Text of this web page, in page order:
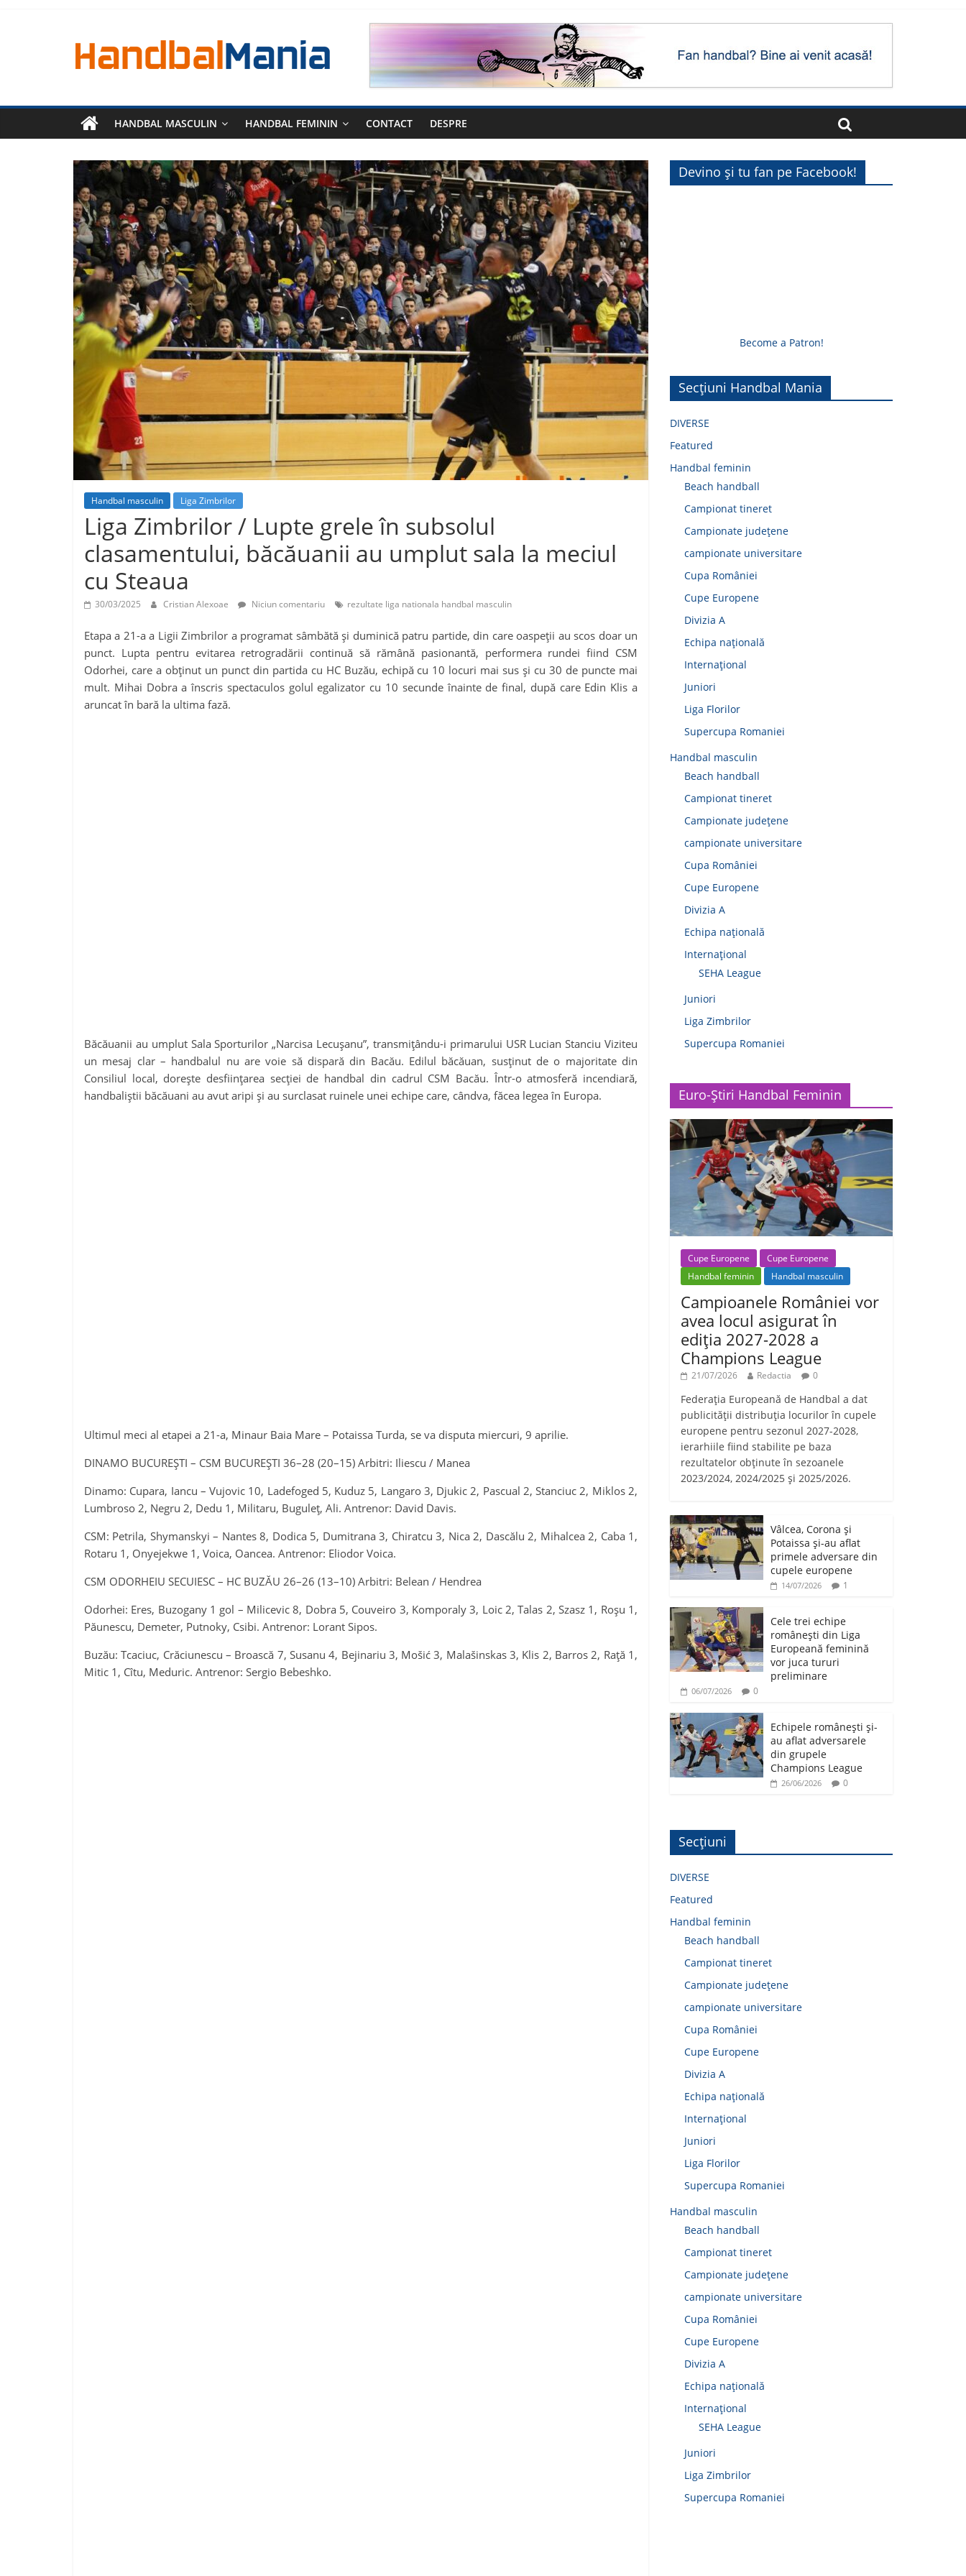
HANDBAL MASCULIN HANDBAL FEMININ CONTACT DESPRE
Handbal masculin Liga Zimbrilor
Liga Zimbrilor / Lupte grele în subsolul
clasamentului, băcăuanii au umplut sala la meciul
cu Steaua
30/03/2025 Cristian Alexoae Niciun comentariu rezultate liga nationala handbal masculin
Etapa a 21-a a Ligii Zimbrilor a programat sâmbătă și duminică patru partide, din care oaspeții au scos doar un
punct. Lupta pentru evitarea retrogradării continuă să rămână pasionantă, performera rundei fiind CSM
Odorhei, care a obținut un punct din partida cu HC Buzău, echipă cu 10 locuri mai sus și cu 30 de puncte mai
mult. Mihai Dobra a înscris spectaculos golul egalizator cu 10 secunde înainte de final, după care Edin Klis a
aruncat în bară la ultima fază.
Băcăuanii au umplut Sala Sporturilor „Narcisa Lecușanu”, transmițându-i primarului USR Lucian Stanciu Viziteu
un mesaj clar – handbalul nu are voie să dispară din Bacău. Edilul băcăuan, susținut de o majoritate din
Consiliul local, dorește desființarea secției de handbal din cadrul CSM Bacău. Într-o atmosferă incendiară,
handbaliștii băcăuani au avut aripi și au surclasat ruinele unei echipe care, cândva, făcea legea în Europa.
Ultimul meci al etapei a 21-a, Minaur Baia Mare – Potaissa Turda, se va disputa miercuri, 9 aprilie.
DINAMO BUCUREȘTI – CSM BUCUREȘTI 36–28 (20–15) Arbitri: Iliescu / Manea
Dinamo: Cupara, Iancu – Vujovic 10, Ladefoged 5, Kuduz 5, Langaro 3, Djukic 2, Pascual 2, Stanciuc 2, Miklos 2,
Lumbroso 2, Negru 2, Dedu 1, Militaru, Buguleț, Ali. Antrenor: David Davis.
CSM: Petrila, Shymanskyi – Nantes 8, Dodica 5, Dumitrana 3, Chiratcu 3, Nica 2, Dascălu 2, Mihalcea 2, Caba 1,
Rotaru 1, Onyejekwe 1, Voica, Oancea. Antrenor: Eliodor Voica.
CSM ODORHEIU SECUIESC – HC BUZĂU 26–26 (13–10) Arbitri: Belean / Hendrea
Odorhei: Eres, Buzogany 1 gol – Milicevic 8, Dobra 5, Couveiro 3, Komporaly 3, Loic 2, Talas 2, Szasz 1, Roșu 1,
Păunescu, Demeter, Putnoky, Csibi. Antrenor: Lorant Sipos.
Buzău: Tcaciuc, Crăciunescu – Broască 7, Susanu 4, Bejinariu 3, Mošić 3, Malašinskas 3, Klis 2, Barros 2, Rață 1,
Mitic 1, Cîtu, Meduric. Antrenor: Sergio Bebeshko.
Devino și tu fan pe Facebook!
Become a Patron!
Secțiuni Handbal Mania
DIVERSE
Featured
Handbal feminin
Beach handball
Campionat tineret
Campionate județene
campionate universitare
Cupa României
Cupe Europene
Divizia A
Echipa națională
Internațional
Juniori
Liga Florilor
Supercupa Romaniei
Handbal masculin
Beach handball
Campionat tineret
Campionate județene
campionate universitare
Cupa României
Cupe Europene
Divizia A
Echipa națională
Internațional
SEHA League
Juniori
Liga Zimbrilor
Supercupa Romaniei
Euro-Știri Handbal Feminin
Cupe Europene
Cupe Europene
Handbal feminin
Handbal masculin
Campioanele României vor
avea locul asigurat în
ediția 2027-2028 a
Champions League
21/07/2026 Redactia 0
Federația Europeană de Handbal a dat
publicității distribuția locurilor în cupele
europene pentru sezonul 2027-2028,
ierarhiile fiind stabilite pe baza
rezultatelor obținute în sezoanele
2023/2024, 2024/2025 și 2025/2026.
Vâlcea, Corona și
Potaissa și-au aflat
primele adversare din
cupele europene
14/07/2026 1
Cele trei echipe
românești din Liga
Europeană feminină
vor juca tururi
preliminare
06/07/2026 0
Echipele românești și-
au aflat adversarele
din grupele
Champions League
26/06/2026 0
Secțiuni
DIVERSE
Featured
Handbal feminin
Beach handball
Campionat tineret
Campionate județene
campionate universitare
Cupa României
Cupe Europene
Divizia A
Echipa națională
Internațional
Juniori
Liga Florilor
Supercupa Romaniei
Handbal masculin
Beach handball
Campionat tineret
Campionate județene
campionate universitare
Cupa României
Cupe Europene
Divizia A
Echipa națională
Internațional
SEHA League
Juniori
Liga Zimbrilor
Supercupa Romaniei